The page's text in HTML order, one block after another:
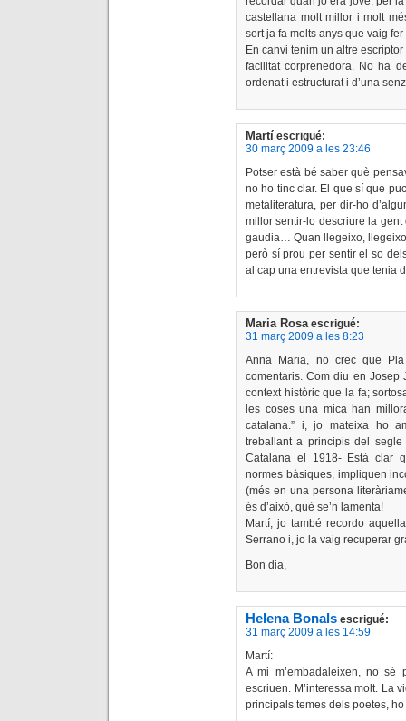
castellana molt millor i molt
sort ja fa molts anys que vaig
En canvi tenim un altre
facilitat corprenedora. No ha
ordenat i estructurat i d’una
Martí escrigué:
30 març 2009 a les 23:46
Potser està bé saber què
no ho tinc clar. El que sí que
metaliteratura, per dir-ho
millor sentir-lo descriure la
gaudia… Quan llegeixo,
però sí prou per sentir el so
al cap una entrevista que tenia
Maria Rosa escrigué:
31 març 2009 a les 8:23
Anna Maria, no crec que
comentaris. Com diu en
context històric que la fa;
les coses una mica han
catalana.” i, jo mateixa ho
treballant a principis del
Catalana el 1918- Està clar
normes bàsiques, impliquen
(més en una persona
és d’això, què se’n lamenta!
Martí, jo també recordo
Serrano i, jo la vaig recuperar
Bon dia,
Helena Bonals escrigué:
31 març 2009 a les 14:59
Martí:
A mi m’embadaleixen, no
escriuen. M’interessa molt. La
principals temes dels poetes,